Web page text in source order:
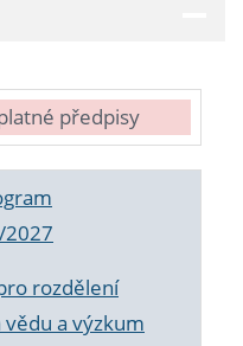
předpisy
rozdělení
a výzkum